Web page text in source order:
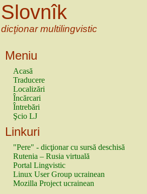
Slovnîk
dicţionar multilingvistic
Meniu
Acasă
Traducere
Localizări
Încărcari
Întrebări
Şcio LJ
Linkuri
"Pere" - dicţionar cu sursă deschisă
Rutenia – Rusia virtuală
Portal Lingvistic
Linux User Group ucrainean
Mozilla Project ucrainean